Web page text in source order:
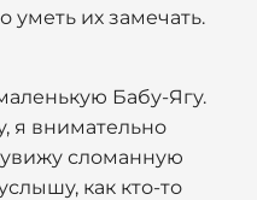
уметь их замечать.
Бабу-Ягу.
я внимательно
сломанную
как кто-то